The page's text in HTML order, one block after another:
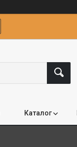
Каталог